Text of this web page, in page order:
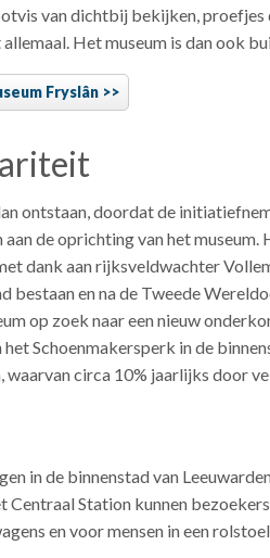
van dichtbij bekijken,
Het museum is dan ook
Fryslân
ontstaan, doordat de
de oprichting van het
dank aan rijksveldwachter
bestaan en na de Tweede
op zoek naar een nieuw
Schoenmakersperk in de
waarvan circa 10% jaarlijks door
in de binnenstad van
Station kunnen
en voor mensen in een